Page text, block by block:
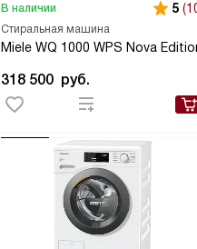
Стиральная машина
Miele WQ 1000 WPS Nova
В наличии 5
318 500 руб.